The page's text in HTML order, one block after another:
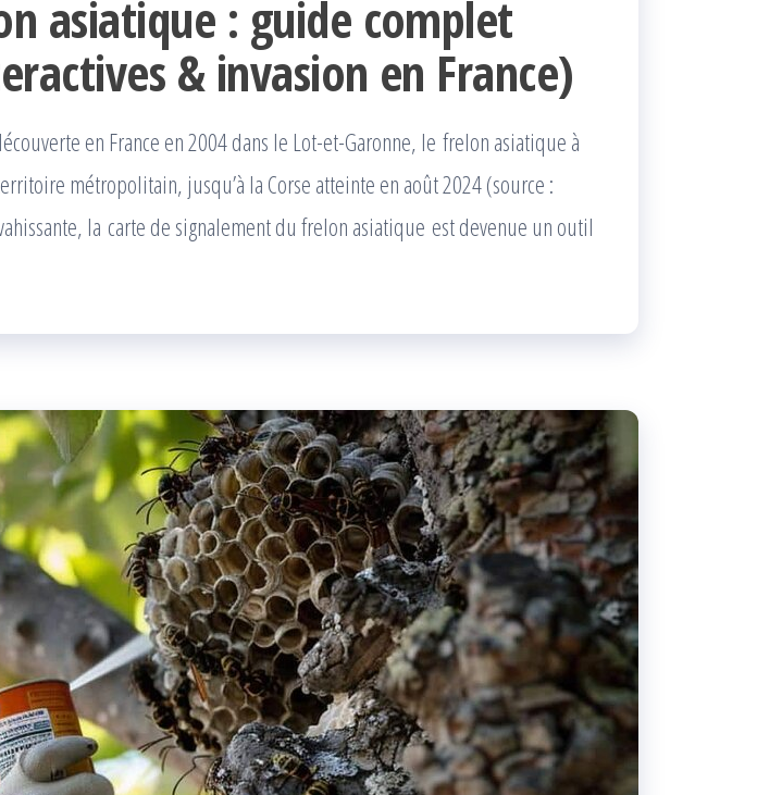
asiatique : guide complet
& invasion en France)
en France en 2004 dans le Lot-et-Garonne, le frelon asiatique à
métropolitain, jusqu’à la Corse atteinte en août 2024 (source :
la carte de signalement du frelon asiatique est devenue un outil